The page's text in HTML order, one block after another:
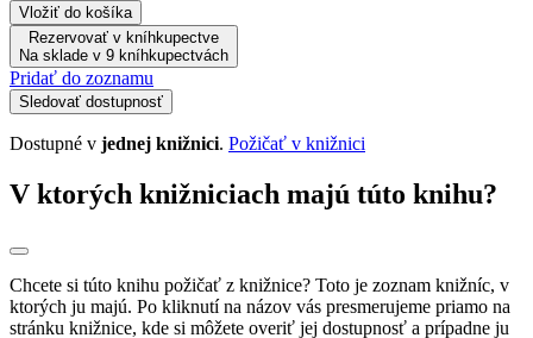
Vložiť do košíka
Rezervovať v kníhkupectve
Na sklade v 9 kníhkupectvách
Pridať do zoznamu
Sledovať dostupnosť
Dostupné v jednej knižnici. Požičať v knižnici
V ktorých knižniciach majú túto knihu?
Chcete si túto knihu požičať z knižnice? Toto je zoznam knižníc, v
ktorých ju majú. Po kliknutí na názov vás presmerujeme priamo na
stránku knižnice, kde si môžete overiť jej dostupnosť a prípadne ju